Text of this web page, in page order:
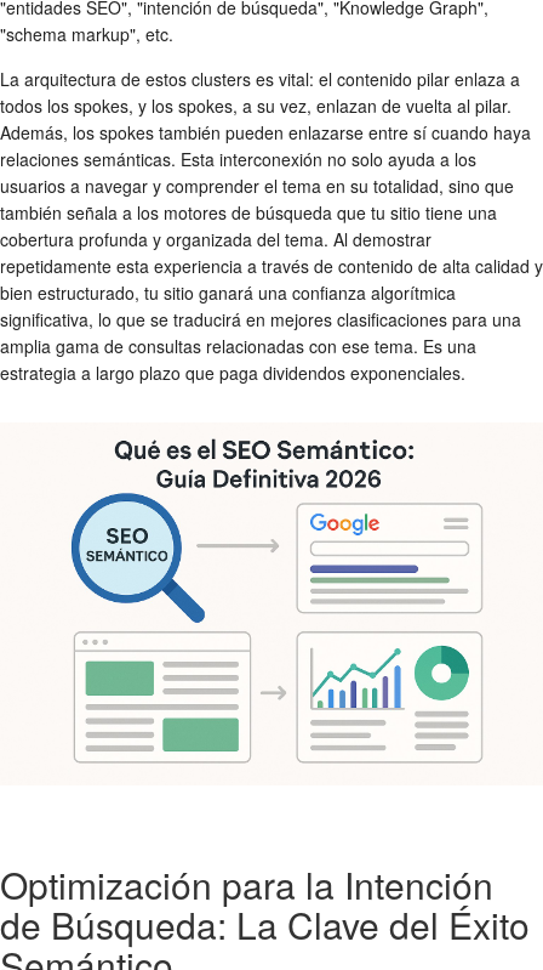
"entidades SEO", "intención de búsqueda", "Knowledge Graph",
"schema markup", etc.
La arquitectura de estos clusters es vital: el contenido pilar enlaza a
todos los spokes, y los spokes, a su vez, enlazan de vuelta al pilar.
Además, los spokes también pueden enlazarse entre sí cuando haya
relaciones semánticas. Esta interconexión no solo ayuda a los
usuarios a navegar y comprender el tema en su totalidad, sino que
también señala a los motores de búsqueda que tu sitio tiene una
cobertura profunda y organizada del tema. Al demostrar
repetidamente esta experiencia a través de contenido de alta calidad y
bien estructurado, tu sitio ganará una confianza algorítmica
significativa, lo que se traducirá en mejores clasificaciones para una
amplia gama de consultas relacionadas con ese tema. Es una
estrategia a largo plazo que paga dividendos exponenciales.
Optimización para la Intención
de Búsqueda: La Clave del Éxito